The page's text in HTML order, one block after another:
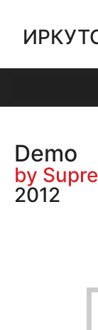
Demo
by
2012